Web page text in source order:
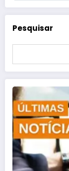
Pesquisar